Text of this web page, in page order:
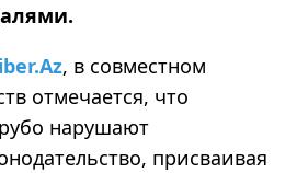
, в совместном
отмечается, что
нарушают
присваивая